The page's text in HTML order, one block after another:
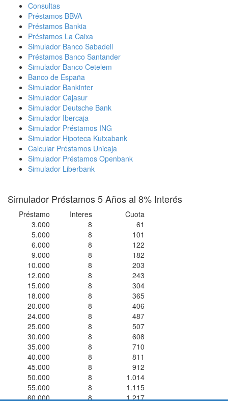
Consultas
Préstamos BBVA
Préstamos Bankia
Préstamos La Caixa
Simulador Banco Sabadell
Préstamos Banco Santander
Simulador Banco Cetelem
Banco de España
Simulador Bankinter
Simulador Cajasur
Simulador Deutsche Bank
Simulador Ibercaja
Simulador Préstamos ING
Simulador Hipoteca Kutxabank
Calcular Préstamos Unicaja
Simulador Préstamos Openbank
Simulador Liberbank
Simulador Préstamos 5 Años al 8% Interés
Préstamo Interes
Cuota
3.000
8
61
5.000
8
101
6.000
8
122
9.000
8
182
10.000
8
203
12.000
8
243
15.000
8
304
18.000
8
365
20.000
8
406
24.000
8
487
25.000
8
507
30.000
8
608
35.000
8
710
40.000
8
811
45.000
8
912
50.000
8
1.014
55.000
8
1.115
60.000
8 1.217